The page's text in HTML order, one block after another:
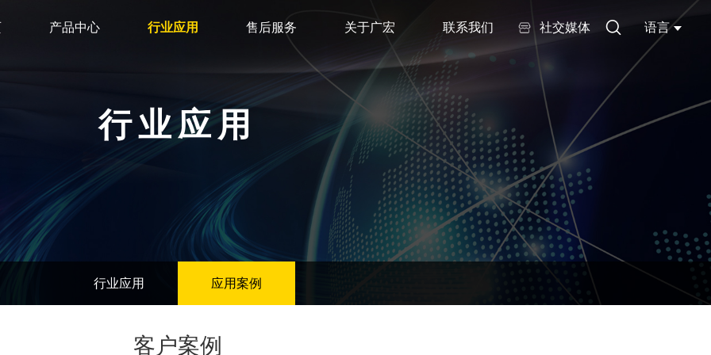
语言
社交媒体
产品中心 行业应用 售后服务 关于广宏 联系我们
行业应用
行业应用 应用案例
客户案例